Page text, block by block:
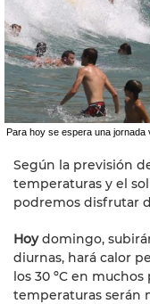
Para hoy se espera una jornada
Según la previsión
temperaturas y el
podremos disfrutar
Hoydomingo,
diurnas, hará calor
los 30 ºC en
temperaturas serán